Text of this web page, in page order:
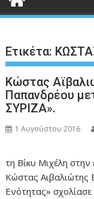
Ετικέτα:
Κώστας
Παπανδρέου
ΣΥΡΙΖΑ».
1 Αυγούστου 2016
τη Βίκυ Μιχέλη στην
Κώστας Αιβαλιώτης
Ενότητας»